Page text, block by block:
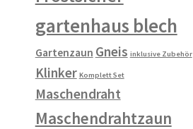
gartenhaus blech
Gartenzaun Gneis inklusive Zubehör
Klinker Komplett Set
Maschendraht
Maschendrahtzaun